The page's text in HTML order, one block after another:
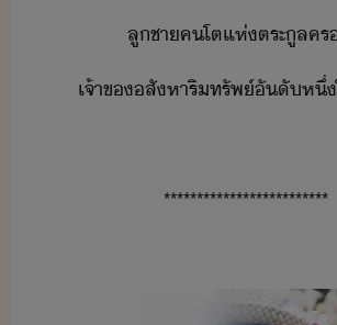
ลูชา​คโต​แห่​ตระูล​ค
เจ้าข​สัหาริทรัพ์​ัั​หึ่​
*************************